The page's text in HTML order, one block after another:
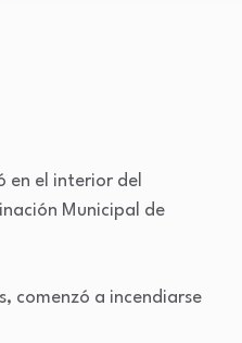
en el interior del
Municipal de
comenzó a incendiarse